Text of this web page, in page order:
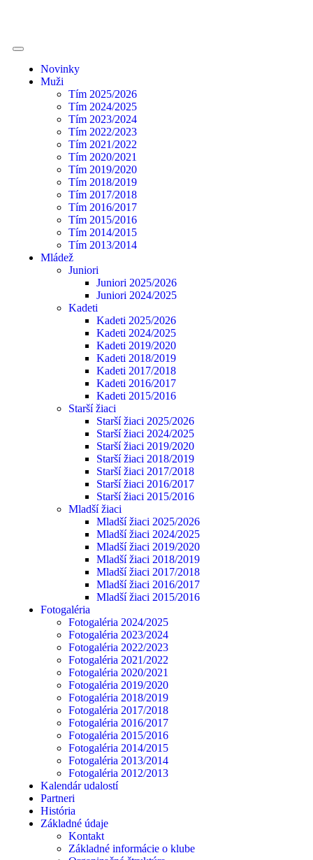
Novinky
Muži
Tím 2025/2026
Tím 2024/2025
Tím 2023/2024
Tím 2022/2023
Tím 2021/2022
Tím 2020/2021
Tím 2019/2020
Tím 2018/2019
Tím 2017/2018
Tím 2016/2017
Tím 2015/2016
Tím 2014/2015
Tím 2013/2014
Mládež
Juniori
Juniori 2025/2026
Juniori 2024/2025
Kadeti
Kadeti 2025/2026
Kadeti 2024/2025
Kadeti 2019/2020
Kadeti 2018/2019
Kadeti 2017/2018
Kadeti 2016/2017
Kadeti 2015/2016
Starší žiaci
Starší žiaci 2025/2026
Starší žiaci 2024/2025
Starší žiaci 2019/2020
Starší žiaci 2018/2019
Starší žiaci 2017/2018
Starší žiaci 2016/2017
Starší žiaci 2015/2016
Mladší žiaci
Mladší žiaci 2025/2026
Mladší žiaci 2024/2025
Mladší žiaci 2019/2020
Mladší žiaci 2018/2019
Mladší žiaci 2017/2018
Mladší žiaci 2016/2017
Mladší žiaci 2015/2016
Fotogaléria
Fotogaléria 2024/2025
Fotogaléria 2023/2024
Fotogaléria 2022/2023
Fotogaléria 2021/2022
Fotogaléria 2020/2021
Fotogaléria 2019/2020
Fotogaléria 2018/2019
Fotogaléria 2017/2018
Fotogaléria 2016/2017
Fotogaléria 2015/2016
Fotogaléria 2014/2015
Fotogaléria 2013/2014
Fotogaléria 2012/2013
Kalendár udalostí
Partneri
História
Základné údaje
Kontakt
Základné informácie o klube